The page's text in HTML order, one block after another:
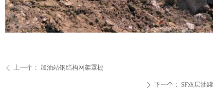
ꄴ 上一个： 加油站钢结构网架罩棚
ꄲ 下一个： SF双层油罐